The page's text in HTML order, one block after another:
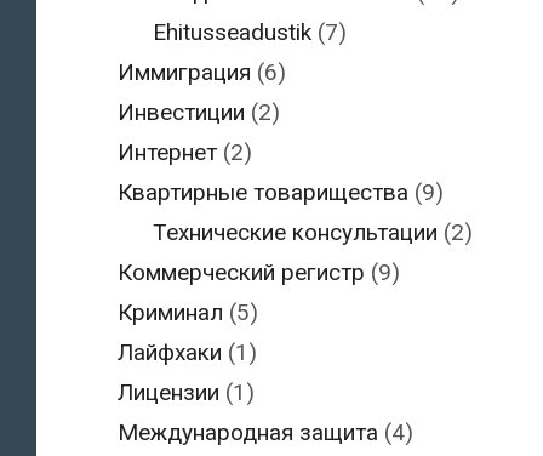
Ehitusseadustik(7)
Иммиграция (6)
Инвестиции (2)
Интернет (2)
Квартирные товарищества (9)
Технические консультации (2)
Коммерческий регистр (9)
Криминал (5)
Лайфхаки (1)
Лицензии (1)
Международная защита (4)